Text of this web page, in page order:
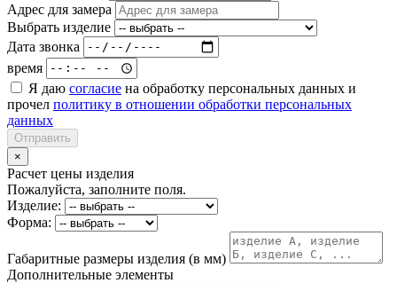
Адрес для замера
Выбрать изделие
Дата звонка
время
Я даю согласие на обработку персональных данных и
прочел политику в отношении обработки персональных
данных
Отправить
×
Расчет цены изделия
Пожалуйста, заполните поля.
Изделие:
Форма:
Габаритные размеры изделия (в мм)
Дополнительные элементы